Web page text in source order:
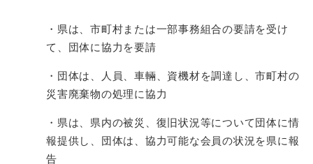
・県は、市町村または一部事務組合の要請を受け
て、団体に協力を要請
・団体は、人員、車輛、資機材を調達し、市町村の
災害廃棄物の処理に協力
・県は、県内の被災、復旧状況等について団体に情
報提供し、団体は、協力可能な会員の状況を県に報
告